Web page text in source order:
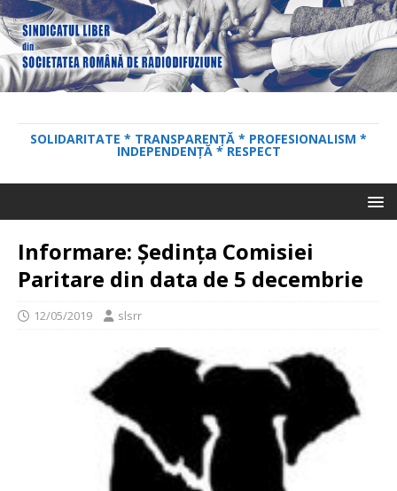
SOLIDARITATE * TRANSPARENȚĂ * PROFESIONALISM *
INDEPENDENȚĂ * RESPECT
Informare: Ședința Comisiei
Paritare din data de 5 decembrie
12/05/2019 slsrr